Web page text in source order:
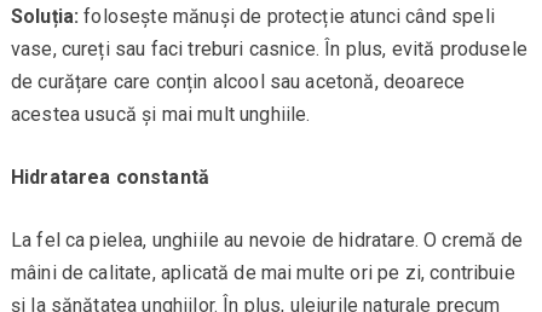
Soluția: folosește mănuși de protecție atunci când speli
vase, cureți sau faci treburi casnice. În plus, evită produsele
de curățare care conțin alcool sau acetonă, deoarece
acestea usucă și mai mult unghiile.
Hidratarea constantă
La fel ca pielea, unghiile au nevoie de hidratare. O cremă de
mâini de calitate, aplicată de mai multe ori pe zi, contribuie
și la sănătatea unghiilor. În plus, uleiurile naturale precum